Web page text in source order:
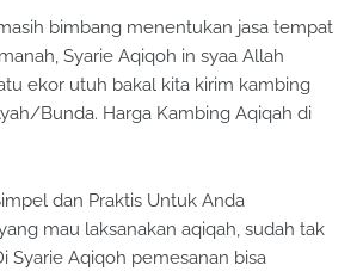
bimbang menentukan jasa tempat
Syarie Aqiqoh in syaa Allah
ekor utuh bakal kita kirim kambing
Bunda. Harga Kambing Aqiqah di
dan Praktis Untuk Anda
mau laksanakan aqiqah, sudah tak
Syarie Aqiqoh pemesanan bisa